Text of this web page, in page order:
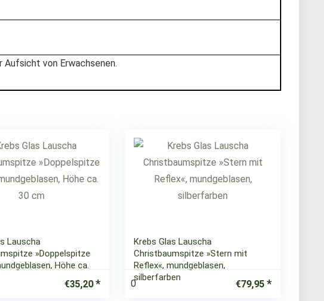
Aufsicht von Erwachsenen.
Lauscha
»Doppelspitze
Höhe ca.
€35,20
Krebs Glas Lauscha
Christbaumspitze »Stern mit
Reflex«, mundgeblasen,
silberfarben
0 €79,95